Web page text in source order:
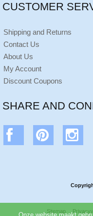
CUSTOMER
Shipping and Returns
Contact Us
About Us
My Account
Discount Coupons
SHARE AND
Sitemap